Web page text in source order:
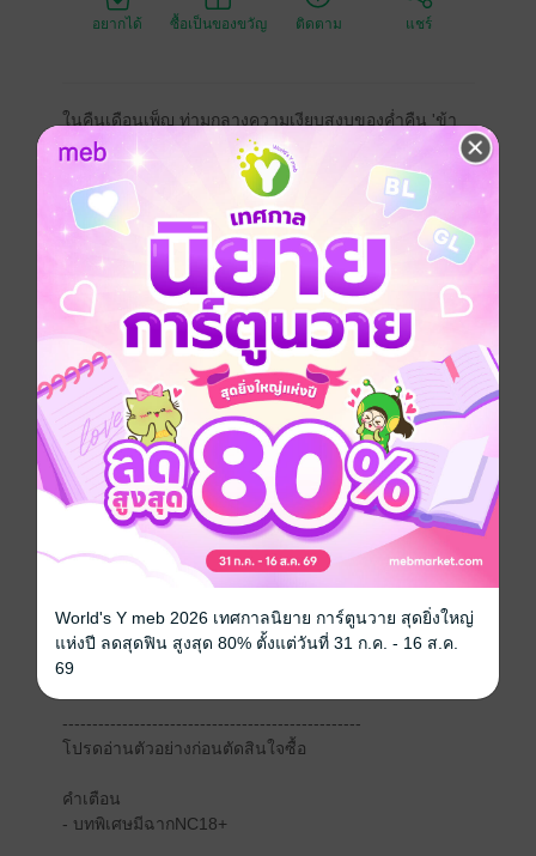
อยากได้ ซื้อเป็นของขวัญ ติดตาม แชร์
ในคืนเดือนเพ็ญ ท่ามกลางความเงียบสงบของค่ำคืน 'ข้า
วปุ้น' และแก๊งเด็กแว้น ได้บังเอิญเจอกับคนประสบอุบัติเหตุ
อยู่บนท้องถนนที่เปลี่ยวผู้คนสัญจร ถึงแม้เป็นเด็กแว้นที่ชาว
บ้านก่นด่าเช้าเย็น แต่จิตใจก็ยังมีสำนึกดีอยู่ จึงเข้าช่วย
เหลืออย่างจริงใจ
และนั่นเป็นเหตุให้หัวโจกของแก๊งเด็กแว้น พบกับ 'พัชร'
ทายาทของนักธุรกิจชื่อดัง และถูกดึงเข้าไปเกี่ยวข้องกับ
เรื่องวุ่นวาย จนทำให้หัวใจรู้สึกสับสบ
" ปุ้น ทำไมฉันโทรไปถึงไม่รับเลยล่ะ "
" ไม่ได้ยิน "
" จะบอกว่าไม่ได้ยิน เพราะมัวแต่พากันขี่รถเล่นละลาน
ชาวบ้านอยู่ใช่ไหม อะไรที่มันไม่ดี เลิกไม่ได้หรือไง "
" พวกผมยังไม่ได้ทำอะไรเลยนะ แล้วอีกอย่างถ้าผมเป็นคน
ไม่ดีในสายตาคุณขนาดนั้น คุณก็ไม่ต้องมายุ่งกับผม ต่าง
และนั่นเป็นคำขาดที่ปุ้นหยิบยื่นไปให้อีกฝ่ายอย่างโมโห
--------------------------------------------------
โปรดอ่านตัวอย่างก่อนตัดสินใจซื้อ
คำเตือน
- บทพิเศษมีฉากNC18+
World's Y meb 2026 เทศกาลนิยาย การ์ตูนวาย สุดยิ่งใหญ่
แห่งปี ลดสุดฟิน สูงสุด 80% ตั้งแต่วันที่ 31 ก.ค. - 16 ส.ค.
69